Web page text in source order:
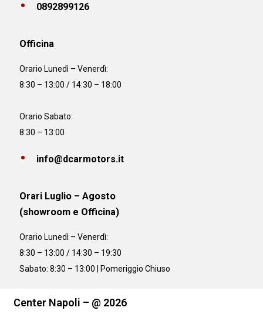
0892899126
Officina
Orario Lunedì – Venerdì:
8:30 – 13:00 / 14:30 – 18:00
Orario Sabato:
8:30 – 13:00
info@dcarmotors.it
Orari Luglio – Agosto
(showroom e Officina)
Orario Lunedì – Venerdì:
8:30 – 13:00 / 14:30 – 19:30
Sabato: 8:30 – 13:00 | Pomeriggio Chiuso
Center Napoli – @ 2026